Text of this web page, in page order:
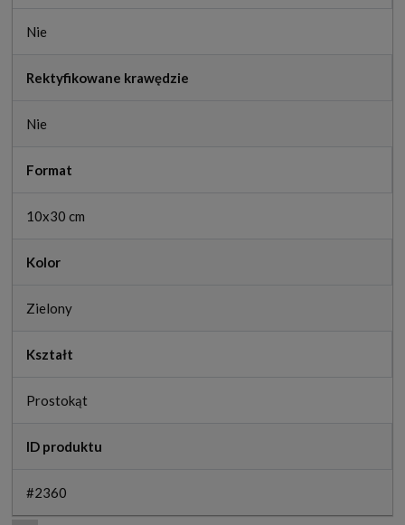
Nie
Rektyfikowane krawędzie
Nie
Format
10x30 cm
Kolor
Zielony
Kształt
Prostokąt
ID produktu
#2360